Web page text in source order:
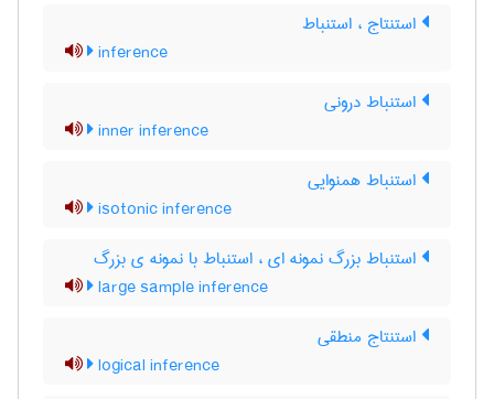
استنتاج ، استنباط
inference
استنباط درونی
inner inference
استنباط همنوایی
isotonic inference
استنباط بزرگ نمونه ای ، استنباط با نمونه ی بزرگ
large sample inference
استنتاج منطقی
logical inference